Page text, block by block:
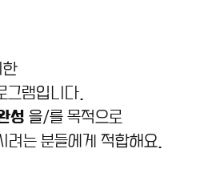
한
그램입니다.
성 을/를 목적으로
려는 분들에게 적합해요.